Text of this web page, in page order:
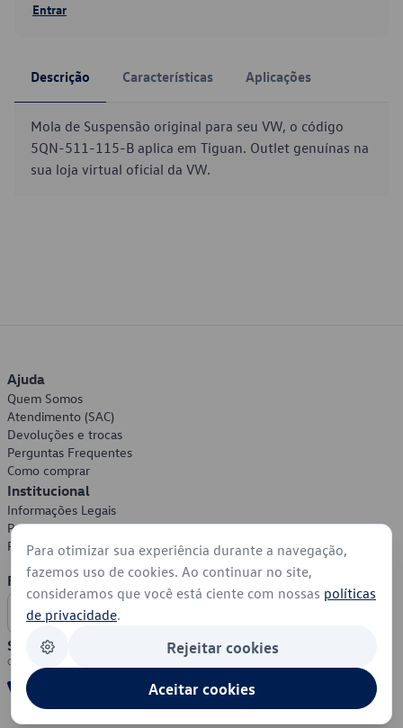
Entrar
Descrição Características Aplicações
Mola de Suspensão original para seu VW, o código
5QN-511-115-B aplica em Tiguan. Outlet genuínas na
sua loja virtual oficial da VW.
Ajuda
Quem Somos
Atendimento (SAC)
Devoluções e trocas
Perguntas Frequentes
Como comprar
Institucional
Informações Legais
Política de Privacidade
Política de Cookies
Formas de Pagamento
Segurança
Para otimizar sua experiência durante a navegação,
fazemos uso de cookies. Ao continuar no site,
consideramos que você está ciente com nossas políticas
de privacidade.
Rejeitar cookies
Aceitar cookies